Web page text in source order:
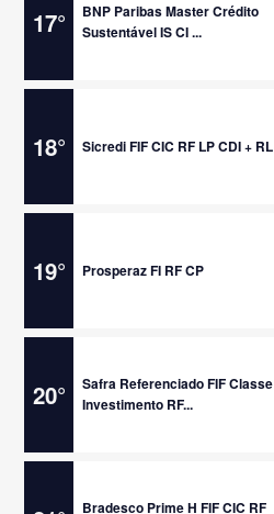
17°
BNP Paribas Master Crédito
Sustentável IS CI ...
18° Sicredi FIF CIC RF LP CDI + RL
19° Prosperaz FI RF CP
20°
Safra Referenciado FIF Classe
Investimento RF...
Bradesco Prime H FIF CIC RF